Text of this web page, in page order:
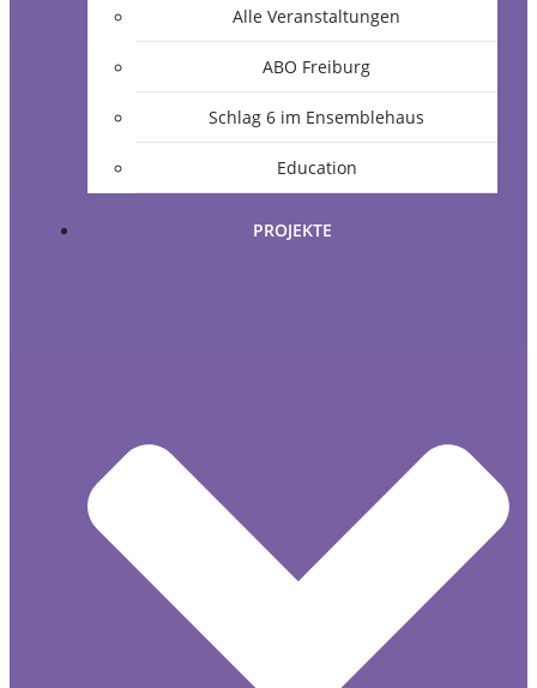
Alle Veranstaltungen
ABO Freiburg
Schlag 6 im Ensemblehaus
Education
PROJEKTE